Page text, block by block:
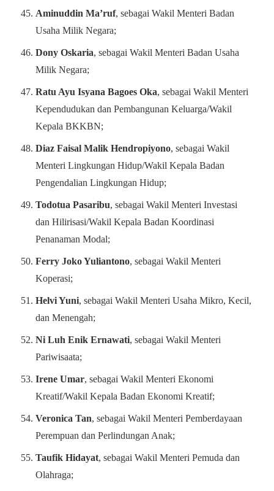
Aminuddin Ma’ruf, sebagai Wakil Menteri Badan
Usaha Milik Negara;
Dony Oskaria, sebagai Wakil Menteri Badan Usaha
Milik Negara;
Ratu Ayu Isyana Bagoes Oka, sebagai Wakil Menteri
Kependudukan dan Pembangunan Keluarga/Wakil
Kepala BKKBN;
Diaz Faisal Malik Hendropiyono, sebagai Wakil
Menteri Lingkungan Hidup/Wakil Kepala Badan
Pengendalian Lingkungan Hidup;
Todotua Pasaribu, sebagai Wakil Menteri Investasi
dan Hilirisasi/Wakil Kepala Badan Koordinasi
Penanaman Modal;
Ferry Joko Yuliantono, sebagai Wakil Menteri
Koperasi;
Helvi Yuni, sebagai Wakil Menteri Usaha Mikro, Kecil,
dan Menengah;
Ni Luh Enik Ernawati, sebagai Wakil Menteri
Pariwisaata;
Irene Umar, sebagai Wakil Menteri Ekonomi
Kreatif/Wakil Kepala Badan Ekonomi Kreatif;
Veronica Tan, sebagai Wakil Menteri Pemberdayaan
Perempuan dan Perlindungan Anak;
Taufik Hidayat, sebagai Wakil Menteri Pemuda dan
Olahraga;